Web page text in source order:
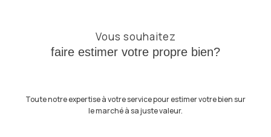
Vous souhaitez
faire estimer votre propre bien?
Toute notre expertise à votre service pour estimer votre bien sur
le marché à sa juste valeur.